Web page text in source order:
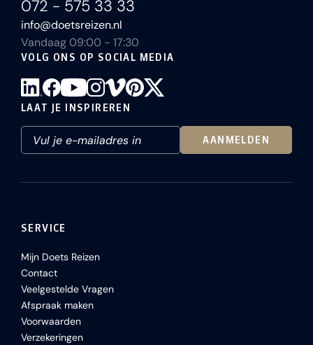
072 - 575 33 33
info@doetsreizen.nl
Vandaag 09:00 - 17:30
VOLG ONS OP SOCIAL MEDIA
LAAT JE INSPIREREN
AANMELDEN
SERVICE
Mijn Doets Reizen
Contact
Veelgestelde Vragen
Afspraak maken
Voorwaarden
Verzekeringen